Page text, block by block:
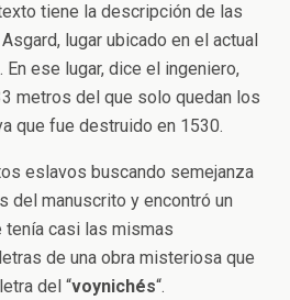
tiene la descripción de las
lugar ubicado en el actual
. En ese lugar, dice el ingeniero,
metros del que solo quedan los
que fue destruido en 1530.
eslavos buscando semejanza
del manuscrito y encontró un
tenía casi las mismas
de una obra misteriosa que
del “voynichés“.